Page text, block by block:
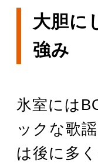
大胆に
強み
氷室には
ックな歌
は後に多